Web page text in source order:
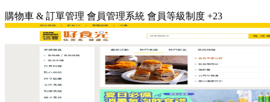
購物車 & 訂單管理 會員管理系統 會員等級制度 +23